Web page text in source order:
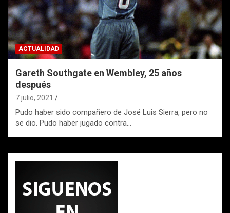
ACTUALIDAD
Gareth Southgate en Wembley, 25 años
después
7 julio, 2021
Pudo haber sido compañero de José Luis Sierra, pero no
se dio. Pudo haber jugado contra…